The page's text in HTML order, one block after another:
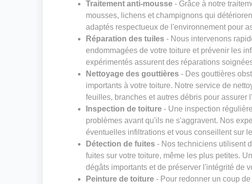
Traitement anti-mousse - Grâce à notre
mousses, lichens et champignons qui
adaptés respectueux de l'environnement pour
Réparation des tuiles - Nous intervenons
endommagées de votre toiture et prévenir les
expérimentés assurent des réparations
Nettoyage des gouttières - Des gouttières
importants à votre toiture. Notre service de
feuilles, branches et autres débris pour
Inspection de toiture - Une inspection
problèmes avant qu'ils ne s'aggravent. Nos
éventuelles infiltrations et vous conseillent sur
Détection de fuites - Nos techniciens utilisent
fuites sur votre toiture, même les plus petites.
dégâts importants et de préserver l'intégrité de
Peinture de toiture - Pour redonner un coup